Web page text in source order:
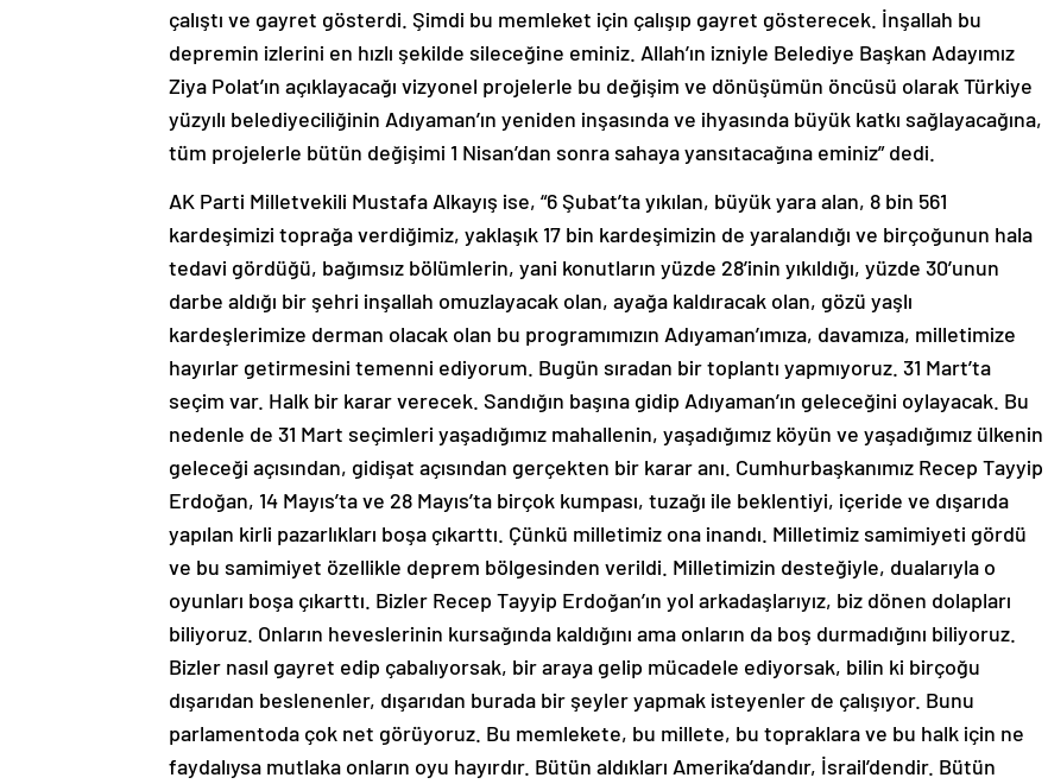
çalıştı ve gayret gösterdi. Şimdi bu memleket için çalışıp gayret gösterecek. İnşallah bu
depremin izlerini en hızlı şekilde sileceğine eminiz. Allah’ın izniyle Belediye Başkan Adayımız
Ziya Polat’ın açıklayacağı vizyonel projelerle bu değişim ve dönüşümün öncüsü olarak Türkiye
yüzyılı belediyeciliğinin Adıyaman’ın yeniden inşasında ve ihyasında büyük katkı sağlayacağına,
tüm projelerle bütün değişimi 1 Nisan’dan sonra sahaya yansıtacağına eminiz” dedi.
AK Parti Milletvekili Mustafa Alkayış ise, “6 Şubat’ta yıkılan, büyük yara alan, 8 bin 561
kardeşimizi toprağa verdiğimiz, yaklaşık 17 bin kardeşimizin de yaralandığı ve birçoğunun hala
tedavi gördüğü, bağımsız bölümlerin, yani konutların yüzde 28’inin yıkıldığı, yüzde 30’unun
darbe aldığı bir şehri inşallah omuzlayacak olan, ayağa kaldıracak olan, gözü yaşlı
kardeşlerimize derman olacak olan bu programımızın Adıyaman’ımıza, davamıza, milletimize
hayırlar getirmesini temenni ediyorum. Bugün sıradan bir toplantı yapmıyoruz. 31 Mart’ta
seçim var. Halk bir karar verecek. Sandığın başına gidip Adıyaman’ın geleceğini oylayacak. Bu
nedenle de 31 Mart seçimleri yaşadığımız mahallenin, yaşadığımız köyün ve yaşadığımız ülkenin
geleceği açısından, gidişat açısından gerçekten bir karar anı. Cumhurbaşkanımız Recep Tayyip
Erdoğan, 14 Mayıs’ta ve 28 Mayıs’ta birçok kumpası, tuzağı ile beklentiyi, içeride ve dışarıda
yapılan kirli pazarlıkları boşa çıkarttı. Çünkü milletimiz ona inandı. Milletimiz samimiyeti gördü
ve bu samimiyet özellikle deprem bölgesinden verildi. Milletimizin desteğiyle, dualarıyla o
oyunları boşa çıkarttı. Bizler Recep Tayyip Erdoğan’ın yol arkadaşlarıyız, biz dönen dolapları
biliyoruz. Onların heveslerinin kursağında kaldığını ama onların da boş durmadığını biliyoruz.
Bizler nasıl gayret edip çabalıyorsak, bir araya gelip mücadele ediyorsak, bilin ki birçoğu
dışarıdan beslenenler, dışarıdan burada bir şeyler yapmak isteyenler de çalışıyor. Bunu
parlamentoda çok net görüyoruz. Bu memlekete, bu millete, bu topraklara ve bu halk için ne
faydalıysa mutlaka onların oyu hayırdır. Bütün aldıkları Amerika’dandır, İsrail’dendir. Bütün